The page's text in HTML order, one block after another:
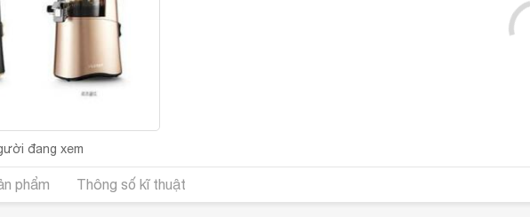
đang xem
phẩm Thông số kĩ thuật